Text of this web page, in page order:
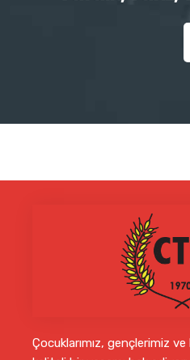
Çocuklarımız, gençlerimiz